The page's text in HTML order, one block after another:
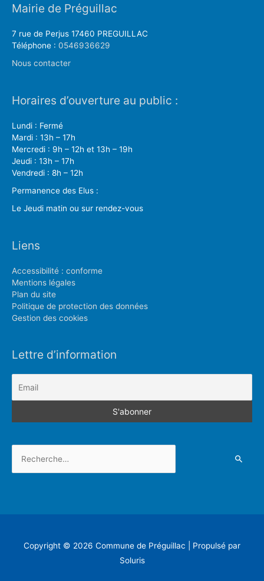
Mairie de Préguillac
7 rue de Perjus 17460 PREGUILLAC
Téléphone : 0546936629
Nous contacter
Horaires d’ouverture au public :
Lundi : Fermé
Mardi : 13h – 17h
Mercredi : 9h – 12h et 13h – 19h
Jeudi : 13h – 17h
Vendredi : 8h – 12h
Permanence des Elus :
Le Jeudi matin ou sur rendez-vous
Liens
Accessibilité : conforme
Mentions légales
Plan du site
Politique de protection des données
Gestion des cookies
Lettre d’information
Copyright © 2026 Commune de Préguillac | Propulsé par
Soluris